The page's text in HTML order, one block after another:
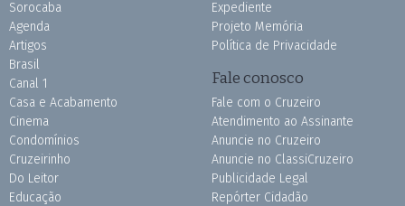
Sorocaba
Agenda
Artigos
Brasil
Canal 1
Casa e Acabamento
Cinema
Condomínios
Cruzeirinho
Do Leitor
Educação
Expediente
Projeto Memória
Política de Privacidade
Fale conosco
Fale com o Cruzeiro
Atendimento ao Assinante
Anuncie no Cruzeiro
Anuncie no ClassiCruzeiro
Publicidade Legal
Repórter Cidadão